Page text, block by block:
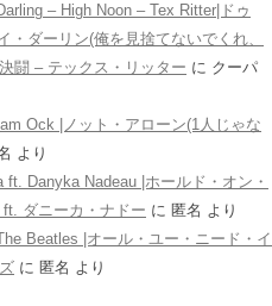
– High Noon – Tex Ritter|ドゥ
ダーリン(俺を見捨てないでくれ、
闘 – テックス・リッター に クーパ
Ock |ノット・アローン(1人じゃな
より
ft. Danyka Nadeau |ホールド・オン・
ft. ダニーカ・ナドー に 匿名 より
Beatles |オール・ユー・ニード・イ
に 匿名 より